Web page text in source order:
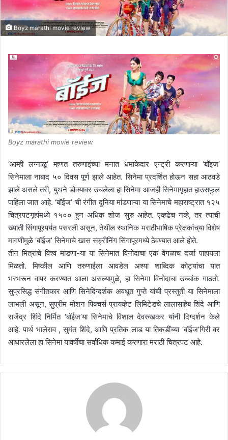
e
m
a
l
Boyz marathi movie review
Boyz marathi movie review
‘आम्ही लग्नाळू’ म्हणत तरुणाइंच्या मनात धमाकेदार एन्ट्री करणाऱ्या ‘बॉइज’
सिनेमाला नाबाद ५० दिवस पूर्ण झाले आहेत. सिनेमा प्रदर्शित होऊन सहा आठवडे
झाले असले तरी, युथने डोक्यावर उचलेला हा सिनेमा आजही सिनेमागृहात हाउसफुल
पाहिला जात आहे. ‘बॉईज’ ची रंगीत दुनिया मांडणाऱ्या या सिनेमाचे महाराष्ट्रात १२५
चित्रपटगृहांमध्ये १५०० हुन अधिक शोज सुरु आहेत. एव्हढेच नव्हे, तर त्याची
ख्याती सिंगापूरपर्यत पसरली असून, तेथील स्थानिक मराठीभाषिक प्रेक्षकांच्या विशेष
मागणीमुळे ‘बॉईज’ सिनेमाचे खास स्क्रीनिंग सिंगापूरमध्ये ठेवण्यात आले होते.
तीन मित्रांचे विश्व मांडणा-या या सिनेमात विनोदाचा एक वेगळाच दर्जा पाहायला
मिळतो. मिष्कील आणि तरुणाईला आवडेल अश्या शाब्दिक कोट्यांचा यात
भरभरून वापर करण्यात आला असल्यामुळे, हा सिनेमा विनोदाचा उच्चांक गाठतो.
सुप्रसिद्ध संगीतकार आणि सिनेदिग्दर्शक अवधूत गुप्ते यांची प्रस्तुती या सिनेमाला
लाभली असून, सुप्रीम मोशन पिक्चर्स प्रायव्हेट लिमिटेडचे लालासाहेब शिंदे आणि
राजेंद्र शिंदे निर्मित ‘बॉईज’या सिनेमाचे विशाल देवरुखकर यांनी दिग्दर्शन केले
आहे. पार्थ भालेराव , सुमंत शिंदे, आणि प्रतिक लाड या तिकडींच्या ‘बॉईज’गिरी वर
आधारलेला हा सिनेमा यावर्षीचा सर्वाधिक कमाई करणारा मराठी चित्रपट आहे.